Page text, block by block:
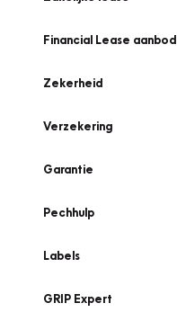
Financial Lease aanbod
Zekerheid
Verzekering
Garantie
Pechhulp
Labels
GRIP Expert